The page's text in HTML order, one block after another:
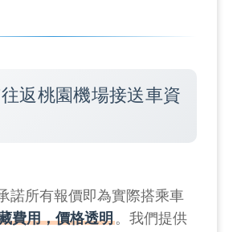
返桃園機場接送車資
諾所有報價即為實際搭乘車
費用，價格透明 。我們提供